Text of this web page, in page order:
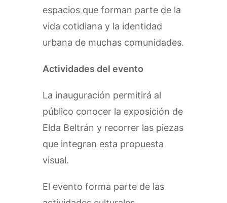
espacios que forman parte de la
vida cotidiana y la identidad
urbana de muchas comunidades.
Actividades del evento
La inauguración permitirá al
público conocer la exposición de
Elda Beltrán y recorrer las piezas
que integran esta propuesta
visual.
El evento forma parte de las